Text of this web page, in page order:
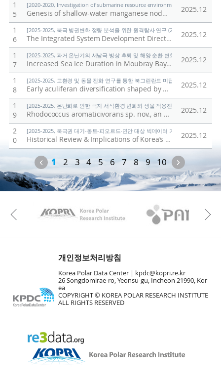
1
5
[2020-2020, Investigation of submarine resource environment and seabed
Genesis of shallow-water manganese nodules with uniquely high Mn/Fe ratios 2025.12
1
6
[2025-2025, 북극 빙권변화 정량 분석을 위한 원격탐사 연구 (25-25) / 김현철]
The Integrated System Development Direction for Expanding the Application of Polar Spatial Information 2025.12
1
7
[2025-2025, 과거 온난기의 서남극 빙상 후퇴 및 해양 순환 변화 연구 (25-25) / 유
Increased Sea Ice Duration in Moubray Bay, Northwest Ross Sea Linked to Early Holocene Wind Strength 2025.12
1
8
[2025-2025, 고환경 및 동물 진화 연구를 통한 북그린란드 미답지 진출 (25-25) / 박
Early aculiferan diversification shaped by Ægir-Iapetus palaeogeography: Insights from North Greenland (Cambrian Series 2, Stage 4) 2025.12
1
9
[2025-2025, 온난화로 인한 극지 서식환경 변화와 생물 적응진화 연구 (25-25) / 김
Rhodococcus aromaticivorans sp. nov., an o-xylene degrading bacterium, and evidence supporting reclassification of Rhodococcus jostii RHA1 2025.12
2
0
[2025-2025, 북극권 대기-동토-피오르드·연안 대상 빅데이터 기반 기후변화 대응
Historical Review & Implications of Korea’s Arctic Sea Route Policy 2025.12
Previous
1 2 3 4 5 6 7 8 9 10
KAOS Kopri
Previous
개인정보처리방침
Korea Polar Data Center |
kpdc@kopri.re.kr
26 Songdomirae-ro, Yeonsu-gu, Incheon 21990, Kor
ea
COPYRIGHT © KOREA POLAR RESEARCH INSTITUTE
ALL RIGHTS RESERVED